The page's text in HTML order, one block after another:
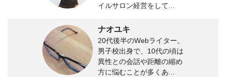
イルサロン経営をして...
ナオユキ
20代後半のWebライター。
男子校出身で、10代の頃は
異性との会話や距離の縮め
方に悩むことが多くあ...